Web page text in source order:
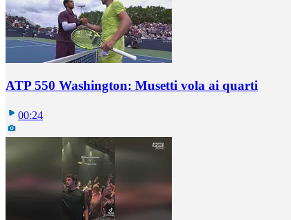
ATP 550 Washington: Musetti vola ai quarti
00:24